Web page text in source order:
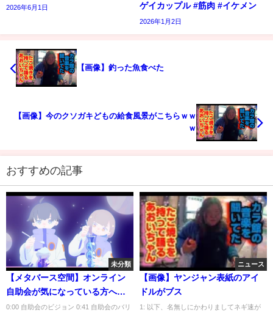
2026年6月1日
ゲイカップル #筋肉 #イケメン
2026年1月2日
【画像】釣った魚食べた
【画像】今のクソガキどもの給食風景がこちらｗｗ
ｗ
おすすめの記事
未分類
【メタバース空間】オンライン
自助会が気になっている方へ、
自助会への益田医師の想い、ビ
0:00 自助会のビジョン 0:41 自助会のバリ
ニュース
【画像】ヤンジャン表紙のアイ
ドルがブス
1: 以下、名無しにかわりましてネギ速が